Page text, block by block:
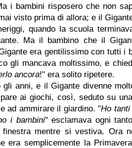
i bambini risposero che non
visto prima di allora; e il
quando la scuola
Ma il bambino che il
era gentilissimo con tutti i
gli mancava moltissimo, e
ancora!" era solito ripetere.
gli anni, e il Gigante divenne
ai giochi, così, seduto su
ad ammirare il giardino. "Ho
i bambini" esclamava ogni
mentre si vestiva. Ora
era semplicemente la